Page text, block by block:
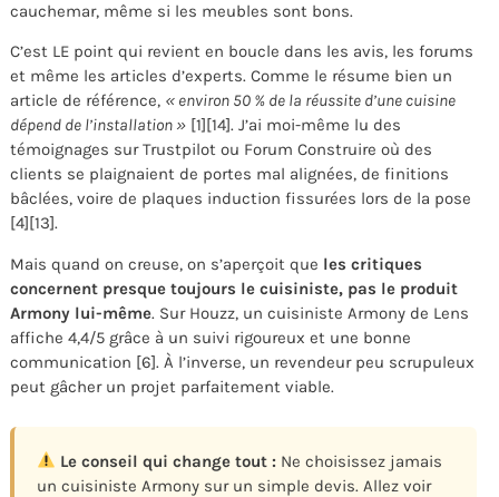
cauchemar, même si les meubles sont bons.
C’est LE point qui revient en boucle dans les avis, les forums
et même les articles d’experts. Comme le résume bien un
article de référence, « environ 50 % de la réussite d’une cuisine
dépend de l’installation » [1][14]. J’ai moi-même lu des
témoignages sur Trustpilot ou Forum Construire où des
clients se plaignaient de portes mal alignées, de finitions
bâclées, voire de plaques induction fissurées lors de la pose
[4][13].
Mais quand on creuse, on s’aperçoit que les critiques
concernent presque toujours le cuisiniste, pas le produit
Armony lui-même. Sur Houzz, un cuisiniste Armony de Lens
affiche 4,4/5 grâce à un suivi rigoureux et une bonne
communication [6]. À l’inverse, un revendeur peu scrupuleux
peut gâcher un projet parfaitement viable.
Le conseil qui change tout : Ne choisissez jamais
un cuisiniste Armony sur un simple devis. Allez voir